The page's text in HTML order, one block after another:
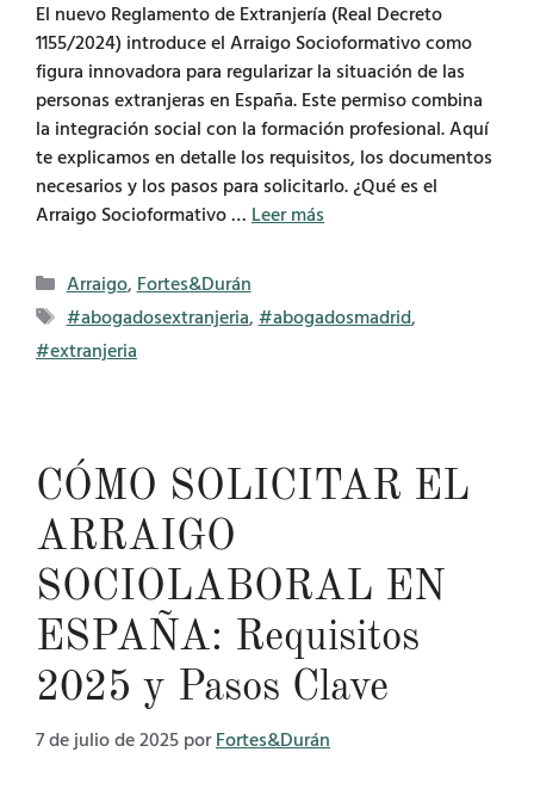
El nuevo Reglamento de Extranjería (Real Decreto
1155/2024) introduce el Arraigo Socioformativo como
figura innovadora para regularizar la situación de las
personas extranjeras en España. Este permiso combina
la integración social con la formación profesional. Aquí
te explicamos en detalle los requisitos, los documentos
necesarios y los pasos para solicitarlo. ¿Qué es el
Arraigo Socioformativo … Leer más
Categorías
Arraigo, Fortes&Durán
Etiquetas
#abogadosextranjeria, #abogadosmadrid,
#extranjeria
CÓMO SOLICITAR EL
ARRAIGO
SOCIOLABORAL EN
ESPAÑA: Requisitos
2025 y Pasos Clave
7 de julio de 2025 porFortes&Durán